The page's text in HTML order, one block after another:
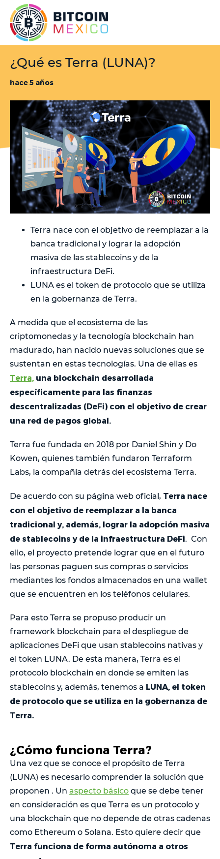
¿Qué es Terra (LUNA)?
hace 5 años
Terra nace con el objetivo de reemplazar a la
banca tradicional y lograr la adopción
masiva de las stablecoins y de la
infraestructura DeFi.
LUNA es el token de protocolo que se utiliza
en la gobernanza de Terra.
A medida que el ecosistema de las
criptomonedas y la tecnología blockchain han
madurado, han nacido nuevas soluciones que se
sustentan en estas tecnologías. Una de ellas es
Terra, una blockchain desarrollada
específicamente para las finanzas
descentralizadas (DeFi) con el objetivo de crear
una red de pagos global.
Terra fue fundada en 2018 por Daniel Shin y Do
Kowen, quienes también fundaron Terraform
Labs, la compañía detrás del ecosistema Terra.
De acuerdo con su página web oficial, Terra nace
con el objetivo de reemplazar a la banca
tradicional y, además, lograr la adopción masiva
de stablecoins y de la infraestructura DeFi. Con
ello, el proyecto pretende lograr que en el futuro
las personas paguen sus compras o servicios
mediantes los fondos almacenados en una wallet
que se encuentren en los teléfonos celulares.
Para esto Terra se propuso producir un
framework blockchain para el despliegue de
aplicaciones DeFi que usan stablecoins nativas y
el token LUNA. De esta manera, Terra es el
protocolo blockchain en donde se emiten las
stablecoins y, además, tenemos a LUNA, el token
de protocolo que se utiliza en la gobernanza de
Terra.
¿Cómo funciona Terra?
Una vez que se conoce el propósito de Terra
(LUNA) es necesario comprender la solución que
proponen . Un aspecto básico que se debe tener
en consideración es que Terra es un protocolo y
una blockchain que no depende de otras cadenas
como Ethereum o Solana. Esto quiere decir que
Terra funciona de forma autónoma a otros